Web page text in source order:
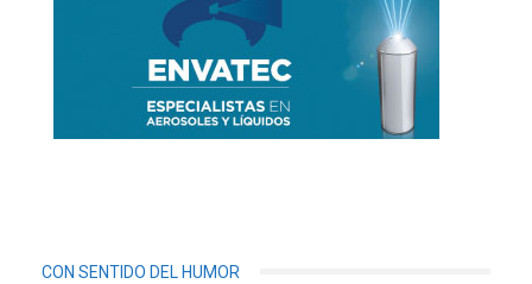
CON SENTIDO DEL HUMOR